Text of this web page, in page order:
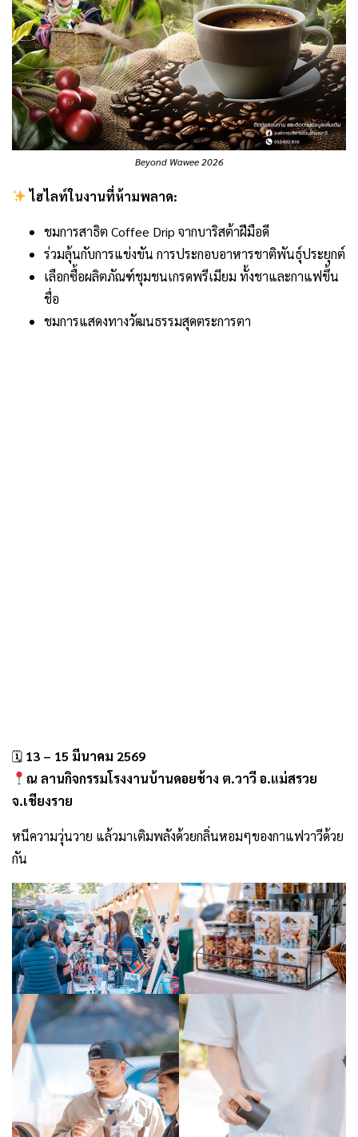
Beyond Wawee 2026
ไฮไลท์ในงานที่ห้ามพลาด:
ชมการสาธิต Coffee Drip จากบาริสต้าฝีมือดี
ร่วมลุ้นกับการแข่งขัน การประกอบอาหารชาติพันธุ์ประยุกต์
เลือกซื้อผลิตภัณฑ์ชุมชนเกรดพรีเมียม ทั้งชาและกาแฟขึ้น
ชื่อ
ชมการแสดงทางวัฒนธรรมสุดตระการตา
🗓 13 – 15 มีนาคม 2569
ณ ลานกิจกรรมโรงงานบ้านดอยช้าง ต.วาวี อ.แม่สรวย
จ.เชียงราย
หนีความวุ่นวาย แล้วมาเติมพลังด้วยกลิ่นหอมๆของกาแฟวาวีด้วย
กัน